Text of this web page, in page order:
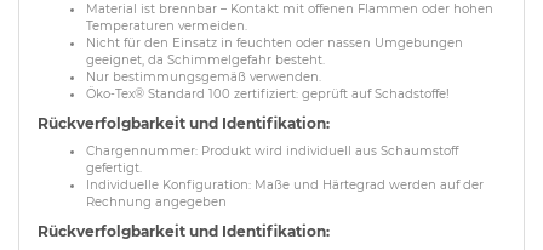
Material ist brennbar – Kontakt mit offenen Flammen oder hohen
Temperaturen vermeiden.
Nicht für den Einsatz in feuchten oder nassen Umgebungen
geeignet, da Schimmelgefahr besteht.
Nur bestimmungsgemäß verwenden.
Öko-Tex® Standard 100 zertifiziert: geprüft auf Schadstoffe!
Rückverfolgbarkeit und Identifikation:
Chargennummer: Produkt wird individuell aus Schaumstoff
gefertigt.
Individuelle Konfiguration: Maße und Härtegrad werden auf der
Rechnung angegeben
Rückverfolgbarkeit und Identifikation: